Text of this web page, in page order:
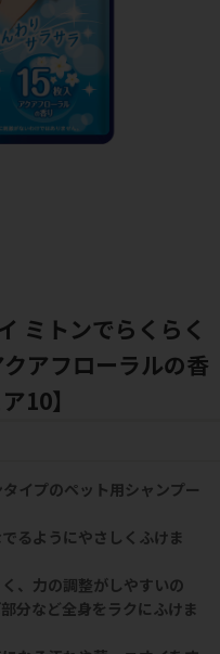
ミトンでらくらく
アフローラルの香
10】
イプのペット用シャンプー
るようにやさしくふけま
、力の調整がしやすいの
分など全身をラクにふけま